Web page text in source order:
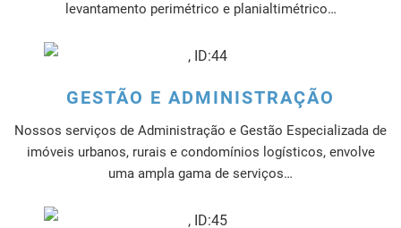
levantamento perimétrico e planialtimétrico…
GESTÃO E ADMINISTRAÇÃO
Nossos serviços de Administração e Gestão Especializada de
imóveis urbanos, rurais e condomínios logísticos, envolve
uma ampla gama de serviços…